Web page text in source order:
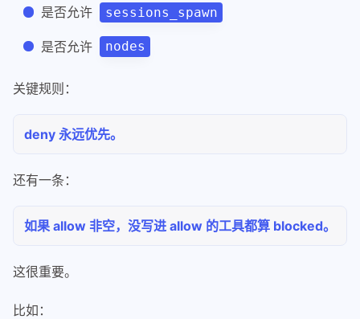
是否允许 sessions_spawn
是否允许 nodes
关键规则：
deny 永远优先。
还有一条：
如果 allow 非空，没写进 allow 的工具都算 blocked。
这很重要。
比如：